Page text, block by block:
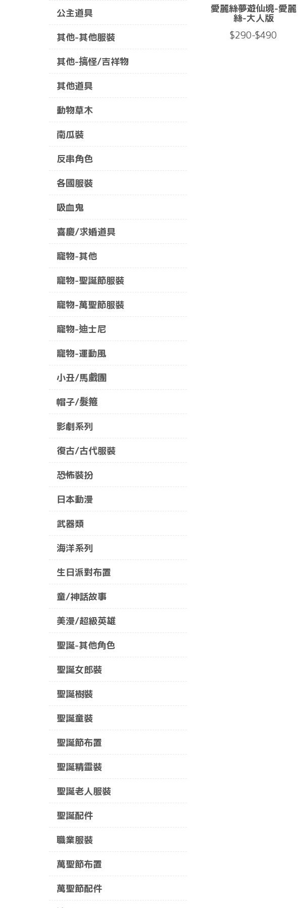
公主道具
其他-其他服裝
其他-搞怪/吉祥物
其他道具
動物草木
南瓜裝
反串角色
各國服裝
吸血鬼
喜慶/求婚道具
寵物-其他
寵物-聖誕節服裝
寵物-萬聖節服裝
寵物-迪士尼
寵物-運動風
小丑/馬戲團
帽子/髮箍
影劇系列
復古/古代服裝
恐怖裝扮
日本動漫
武器類
海洋系列
生日派對布置
童/神話故事
美漫/超級英雄
聖誕-其他角色
聖誕女郎裝
聖誕樹裝
聖誕童裝
聖誕節布置
聖誕精靈裝
聖誕老人服裝
聖誕配件
職業服裝
萬聖節布置
萬聖節配件
愛麗絲夢遊仙境-愛麗
絲-大人版
$290-$490